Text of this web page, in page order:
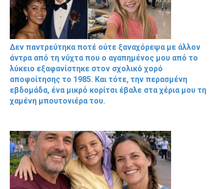
Δεν παντρεύτηκα ποτέ ούτε ξαναχόρεψα με άλλον
άντρα από τη νύχτα που ο αγαπημένος μου από το
λύκειο εξαφανίστηκε στον σχολικό χορό
αποφοίτησης το 1985. Και τότε, την περασμένη
εβδομάδα, ένα μικρό κορίτσι έβαλε στα χέρια μου τη
χαμένη μπουτονιέρα του.